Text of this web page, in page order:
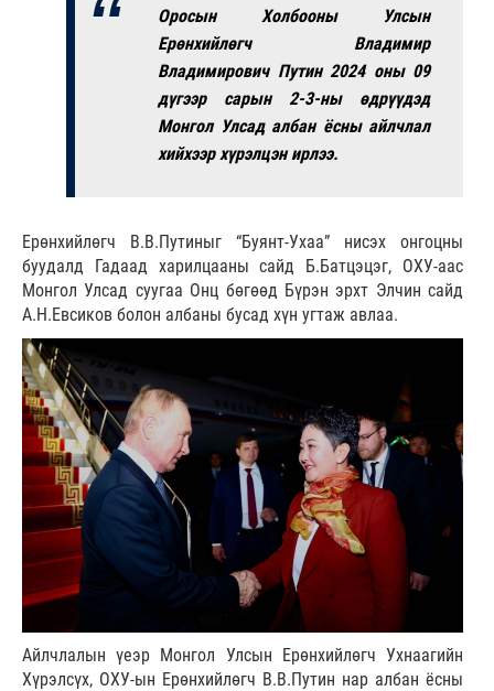
Оросын Холбооны Улсын
Ерөнхийлөгч Владимир
Владимирович Путин 2024 оны 09
дүгээр сарын 2-3-ны өдрүүдэд
Монгол Улсад албан ёсны айлчлал
хийхээр хүрэлцэн ирлээ.
Ерөнхийлөгч В.В.Путиныг “Буянт-Ухаа” нисэх онгоцны
буудалд Гадаад харилцааны сайд Б.Батцэцэг, ОХУ-аас
Монгол Улсад суугаа Онц бөгөөд Бүрэн эрхт Элчин сайд
А.Н.Евсиков болон албаны бусад хүн угтаж авлаа.
Айлчлалын үеэр Монгол Улсын Ерөнхийлөгч Ухнаагийн
Хүрэлсүх, ОХУ-ын Ерөнхийлөгч В.В.Путин нар албан ёсны